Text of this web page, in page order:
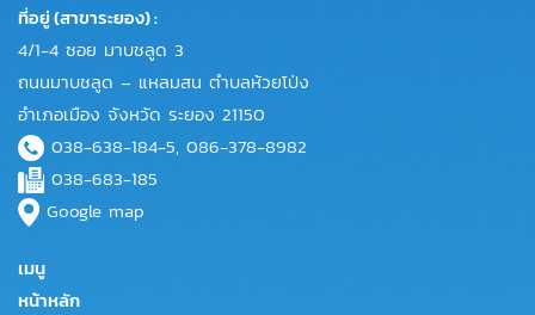
ที่อยู่ (สาขาระยอง) :
4/1-4 ซอย มาบชลูด 3
ถนนมาบชลูด – แหลมสน ตำบลห้วยโป่ง
อำเภอเมือง จังหวัด ระยอง 21150
038-638-184-5, 086-378-8982
038-683-185
Google map
เมนู
หน้าหลัก